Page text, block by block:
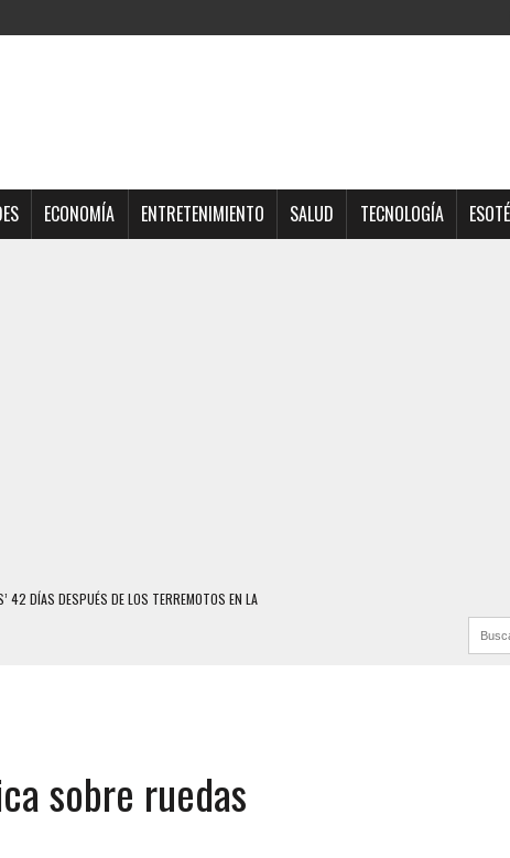
ECONOMÍA ENTRETENIMIENTO SALUD TECNOLOGÍA
CUERPO DENTRO DE SU CASA
TRAS ABUSAR DE ELLA
CAYERON DESDE EL PISO NUEVE DEL
sobre ruedas